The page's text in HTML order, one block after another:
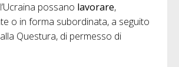
possano lavorare,
o in forma subordinata, a seguito
Questura, di permesso di